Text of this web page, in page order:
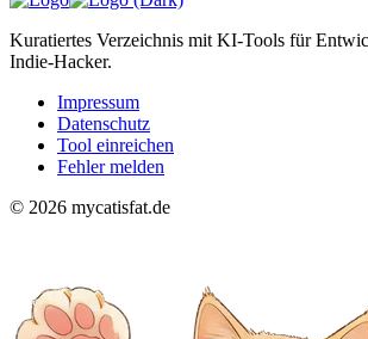
Kuratiertes Verzeichnis mit KI-Tools für
Indie-Hacker.
Impressum
Datenschutz
Tool einreichen
Fehler melden
© 2026 mycatisfat.de